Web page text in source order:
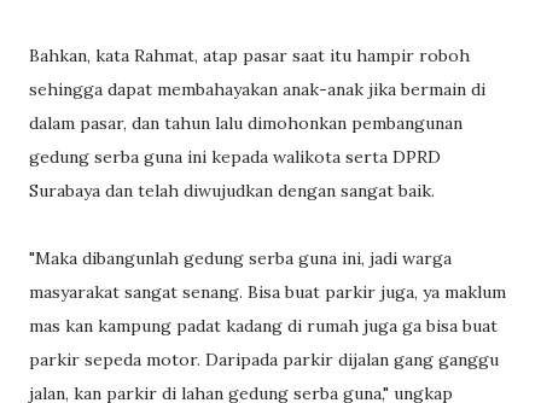
Bahkan, kata Rahmat, atap pasar saat itu hampir roboh
sehingga dapat membahayakan anak-anak jika bermain di
dalam pasar, dan tahun lalu dimohonkan pembangunan
gedung serba guna ini kepada walikota serta DPRD
Surabaya dan telah diwujudkan dengan sangat baik.
"Maka dibangunlah gedung serba guna ini, jadi warga
masyarakat sangat senang. Bisa buat parkir juga, ya maklum
mas kan kampung padat kadang di rumah juga ga bisa buat
parkir sepeda motor. Daripada parkir dijalan gang ganggu
jalan, kan parkir di lahan gedung serba guna," ungkap